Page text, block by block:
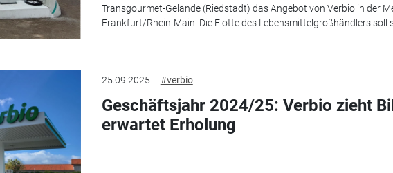
Transgourmet-Gelände (Riedstadt) das Angebot von Verbio in der
Frankfurt/Rhein-Main. Die Flotte des Lebensmittelgroßhändlers soll
25.09.2025 #verbio
Geschäftsjahr 2024/25: Verbio zieht
erwartet Erholung